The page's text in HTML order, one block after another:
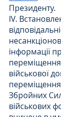
Президенту.
IV.
інформації
військової
Збройних
військових